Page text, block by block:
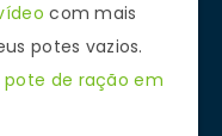
com mais
potes vazios.
de ração em